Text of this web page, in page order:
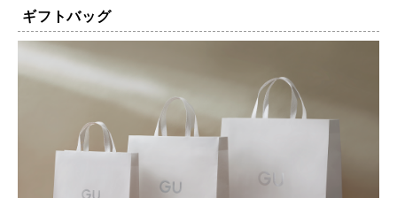
ギフトバッグ